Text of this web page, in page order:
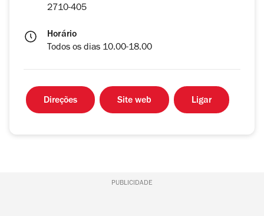
2710-405
Horário
Todos os dias 10.00-18.00
Direções Site web Ligar
PUBLICIDADE